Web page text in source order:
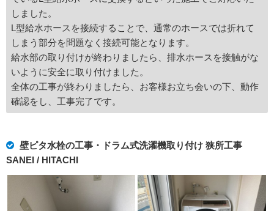
しました。
L型給水ホースを接続することで、通常のホースでは折れて
しまう部分を問題なく接続可能となります。
給水部の取り付けが終わりましたら、排水ホースを接触がな
いように安全に取り付けました。
全体の工事が終わりましたら、お客様お立ち会いの下、動作
確認をし、工事完了です。
壁ピタ水栓の工事・ドラム式洗濯機取り付け 狭所工事
SANEI / HITACHI